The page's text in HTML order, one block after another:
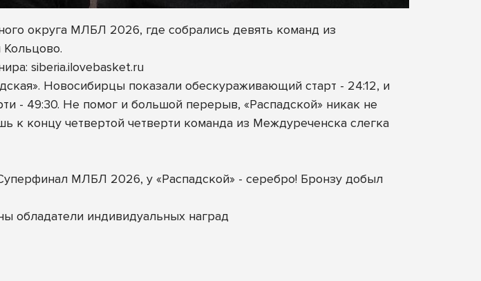
округа МЛБЛ 2026, где собрались девять команд из
siberia.ilovebasket.ru
Новосибирцы показали обескураживающий старт - 24:12, и
- 49:30. Не помог и большой перерыв, «Распадской» никак не
к концу четвертой четверти команда из Междуреченска слегка
МЛБЛ 2026, у «Распадской» - серебро! Бронзу добыл
обладатели индивидуальных наград